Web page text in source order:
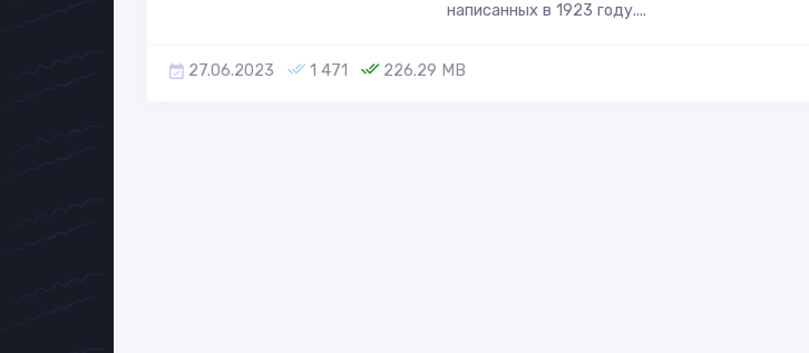
написанных в 1923 году....
27.06.2023 1 471 226.29 MB